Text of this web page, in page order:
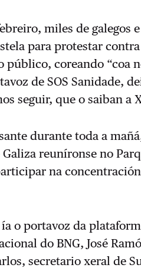
miles de galegos
para protestar
público, coreando “coa
de SOS Sanidade,
seguir, que o saiban a
durante toda a
reuníronse no
na concentración
o portavoz da
do BNG, José
secretario xeral de